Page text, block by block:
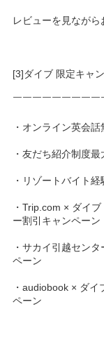
レビューを見ながら
[3]ダイブ 限定キャ
￣￣￣￣￣￣￣￣
・オンライン英会
・友だち紹介制度
・リゾートバイト
・Trip.com × ダイ
ー割引キャンペーン
・サカイ引越セン
ペーン
・audiobook × ダ
ペーン